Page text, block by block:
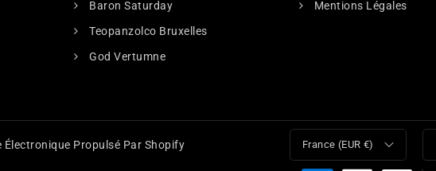
Baron Saturday
Teopanzolco Bruxelles
God Vertumne
Mentions Légales
Électronique Propulsé Par Shopify France (EUR €)